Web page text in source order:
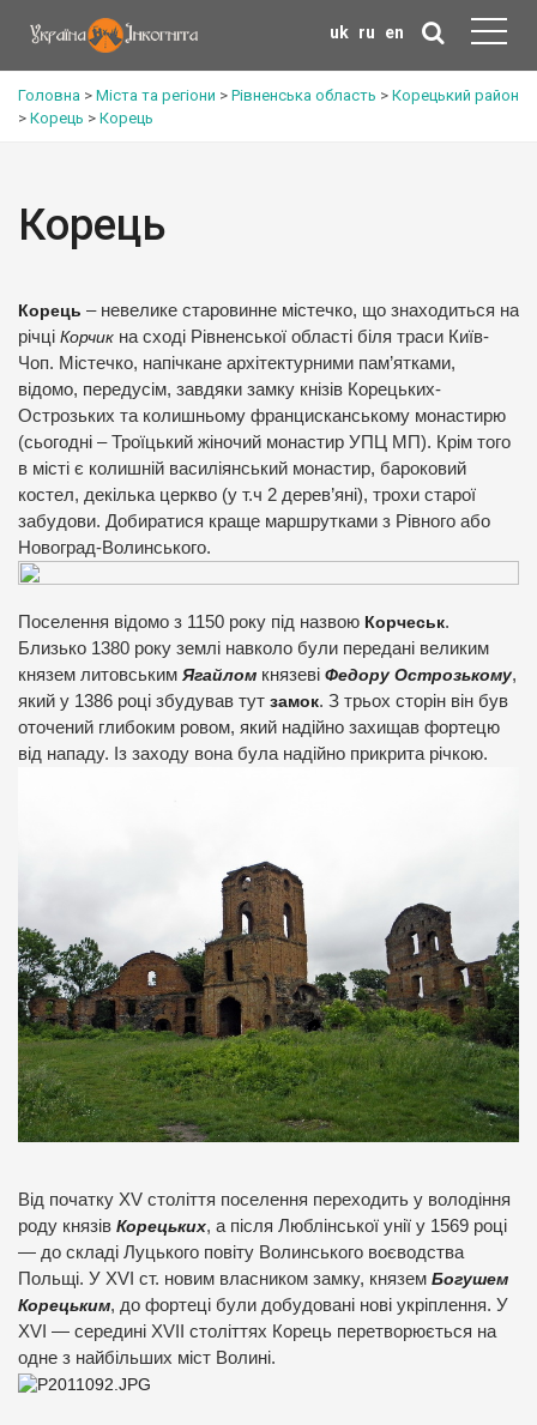
uk ru en
Головна > Міста та регіони > Рівненська область > Корецький район
> Корець > Корець
Корець
Корець – невелике старовинне містечко, що знаходиться на
річці Корчик на сході Рівненської області біля траси Київ-
Чоп. Містечко, напічкане архітектурними пам’ятками,
відомо, передусім, завдяки замку кнізів Корецьких-
Острозьких та колишньому францисканському монастирю
(сьогодні – Троїцький жіночий монастир УПЦ МП). Крім того
в місті є колишній василіянський монастир, бароковий
костел, декілька церкво (у т.ч 2 дерев’яні), трохи старої
забудови. Добиратися краще маршрутками з Рівного або
Новоград-Волинського.
Поселення відомо з 1150 року під назвою Корчеськ.
Близько 1380 року землі навколо були передані великим
князем литовським Ягайлом князеві Федору Острозькому,
який у 1386 році збудував тут замок. З трьох сторін він був
оточений глибоким ровом, який надійно захищав фортецю
від нападу. Із заходу вона була надійно прикрита річкою.
Від початку XV століття поселення переходить у володіння
роду князів Корецьких, а після Люблінської унії у 1569 році
— до складі Луцького повіту Волинського воєводства
Польщі. У XVI ст. новим власником замку, князем Богушем
Корецьким, до фортеці були добудовані нові укріплення. У
XVI — середині XVII століттях Корець перетворюється на
одне з найбільших міст Волині.